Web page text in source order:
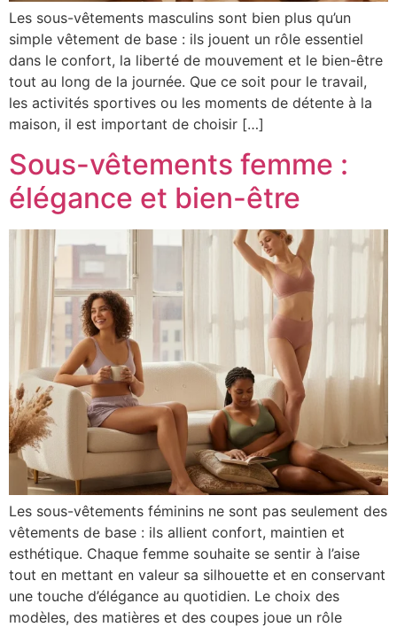
Les sous-vêtements masculins sont bien plus qu’un
simple vêtement de base : ils jouent un rôle essentiel
dans le confort, la liberté de mouvement et le bien-être
tout au long de la journée. Que ce soit pour le travail,
les activités sportives ou les moments de détente à la
maison, il est important de choisir […]
Sous-vêtements femme :
élégance et bien-être
Les sous-vêtements féminins ne sont pas seulement des
vêtements de base : ils allient confort, maintien et
esthétique. Chaque femme souhaite se sentir à l’aise
tout en mettant en valeur sa silhouette et en conservant
une touche d’élégance au quotidien. Le choix des
modèles, des matières et des coupes joue un rôle